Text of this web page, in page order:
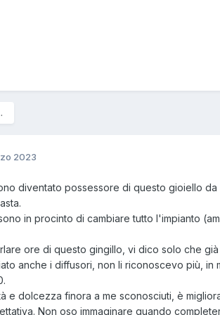
2023
diventato possessore di questo gioiello
in procinto di cambiare tutto l'impianto
ore di questo gingillo, vi dico solo che
anche i diffusori, non li riconoscevo più,
e dolcezza finora a me sconosciuti, è
Non oso immaginare quando